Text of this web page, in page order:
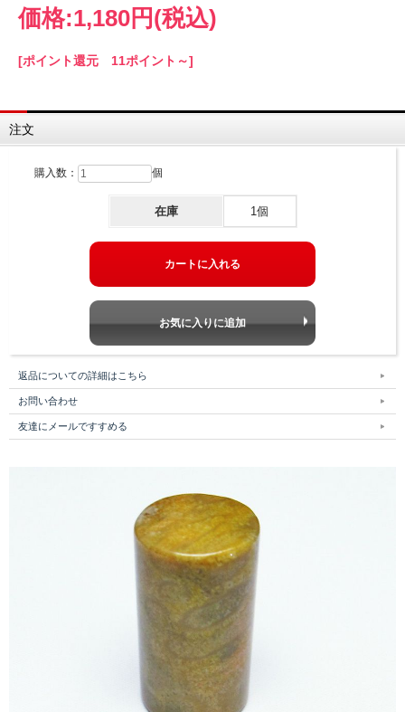
価格:1,180円 (税込)
[ポイント還元 11ポイント～]
注文
購入数： 個
在庫 1個
返品についての詳細はこちら
お問い合わせ
友達にメールですすめる